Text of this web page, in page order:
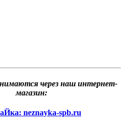
через наш интернет-
магазин:
neznayka-spb.ru